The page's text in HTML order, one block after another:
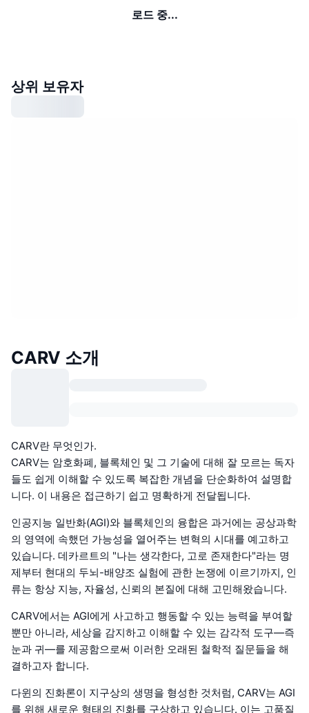
로드 중...
상위 보유자
CARV 소개
CARV란 무엇인가.
CARV는 암호화폐, 블록체인 및 그 기술에 대해 잘 모르는 독자
들도 쉽게 이해할 수 있도록 복잡한 개념을 단순화하여 설명합
니다. 이 내용은 접근하기 쉽고 명확하게 전달됩니다.
인공지능 일반화(AGI)와 블록체인의 융합은 과거에는 공상과학
의 영역에 속했던 가능성을 열어주는 변혁의 시대를 예고하고
있습니다. 데카르트의 "나는 생각한다, 고로 존재한다"라는 명
제부터 현대의 두뇌-배양조 실험에 관한 논쟁에 이르기까지, 인
류는 항상 지능, 자율성, 신뢰의 본질에 대해 고민해왔습니다.
CARV에서는 AGI에게 사고하고 행동할 수 있는 능력을 부여할
뿐만 아니라, 세상을 감지하고 이해할 수 있는 감각적 도구—즉
눈과 귀—를 제공함으로써 이러한 오래된 철학적 질문들을 해
결하고자 합니다.
다윈의 진화론이 지구상의 생명을 형성한 것처럼, CARV는 AGI
를 위해 새로운 형태의 진화를 구상하고 있습니다. 이는 고품질